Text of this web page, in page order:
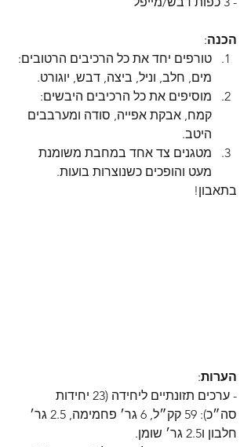
הכנה:
טורפים יחד את כל הרכיבים הרטובים:
מים, חלב, וניל, ביצה, דבש, יוגורט.
מוסיפים את כל הרכיבים היבשים:
קמח, אבקת אפייה, סודה ומערבבים
היטב.
מטגנים צד אחד במחבת משומנת
מעט והופכים כשנוצרות בועות.
בתאבון!
הערות:
- ערכים תזונתיים ליחידה (23 יחידות
סה״כ): 59 קק״ל, 6 גר׳ פחמימה, 2.5 גר׳
חלבון ו2.5 גר׳ שומן.